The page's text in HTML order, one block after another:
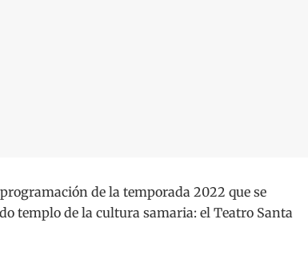
de la temporada 2022 que se
templo de la cultura samaria: el Teatro Santa